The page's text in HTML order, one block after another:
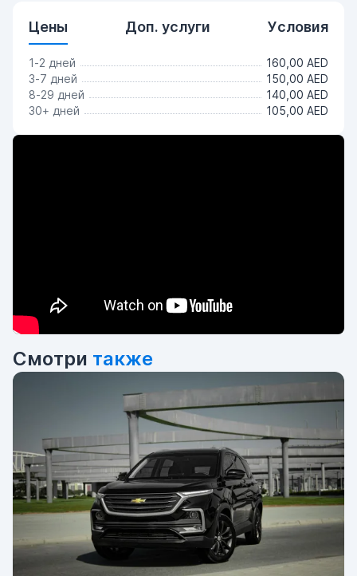
Цены Доп. услуги Условия
1-2 дней
160,00 AED
3-7 дней
150,00 AED
8-29 дней
140,00 AED
30+ дней
105,00 AED
Смотри также